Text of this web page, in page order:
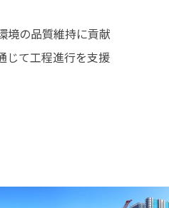
境の品質維持に貢献
じて工程進行を支援